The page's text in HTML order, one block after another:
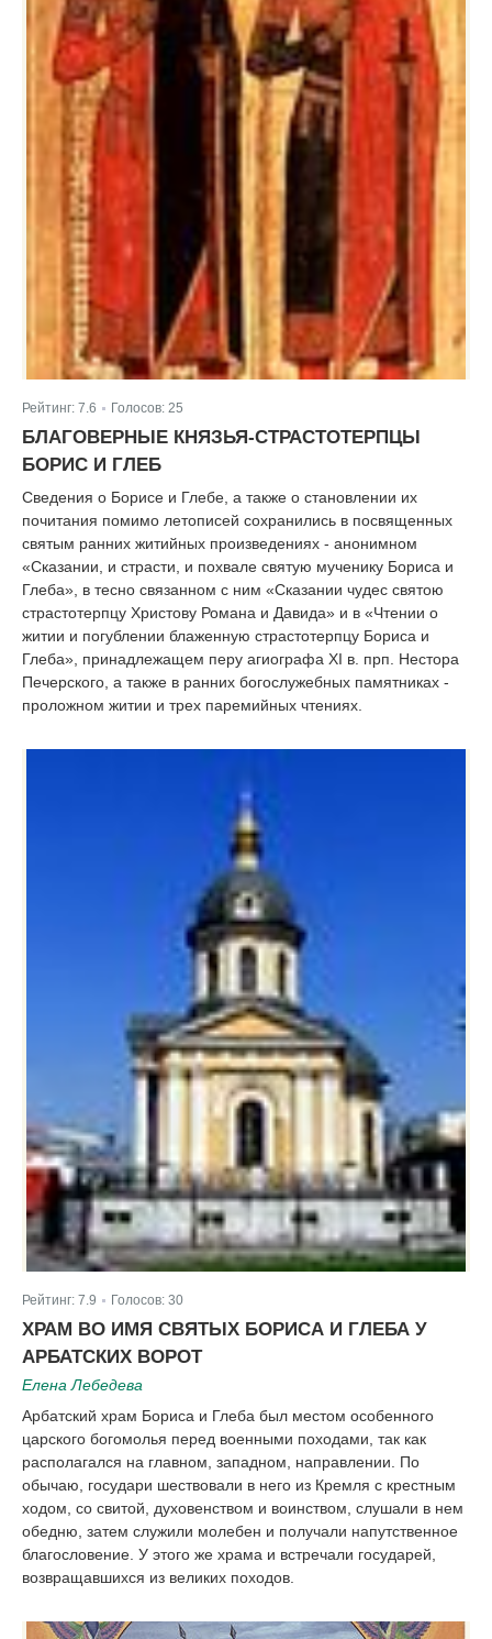
Рейтинг: 7.6 Голосов: 25
БЛАГОВЕРНЫЕ КНЯЗЬЯ-СТРАСТОТЕРПЦЫ
БОРИС И ГЛЕБ
Сведения о Борисе и Глебе, а также о становлении их
почитания помимо летописей сохранились в посвященных
святым ранних житийных произведениях - анонимном
«Сказании, и страсти, и похвале святую мученику Бориса и
Глеба», в тесно связанном с ним «Сказании чудес святою
страстотерпцу Христову Романа и Давида» и в «Чтении о
житии и погублении блаженную страстотерпцу Бориса и
Глеба», принадлежащем перу агиографа XI в. прп. Нестора
Печерского, а также в ранних богослужебных памятниках -
проложном житии и трех паремийных чтениях.
Рейтинг: 7.9 Голосов: 30
ХРАМ ВО ИМЯ СВЯТЫХ БОРИСА И ГЛЕБА У
АРБАТСКИХ ВОРОТ
Елена Лебедева
Арбатский храм Бориса и Глеба был местом особенного
царского богомолья перед военными походами, так как
располагался на главном, западном, направлении. По
обычаю, государи шествовали в него из Кремля с крестным
ходом, со свитой, духовенством и воинством, слушали в нем
обедню, затем служили молебен и получали напутственное
благословение. У этого же храма и встречали государей,
возвращавшихся из великих походов.